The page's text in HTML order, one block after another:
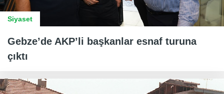
Siyaset
Gebze’de AKP’li başkanlar esnaf turuna
çıktı